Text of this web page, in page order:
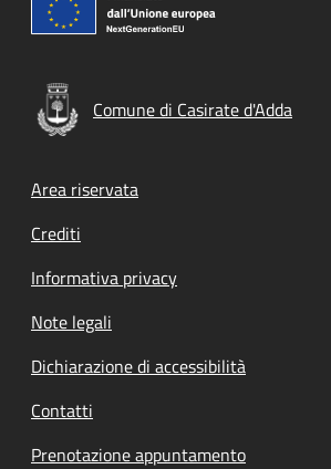
Comune di Casirate d'Adda
Footer menu
Area riservata
Crediti
Informativa privacy
Note legali
Dichiarazione di accessibilità
Contatti
Prenotazione appuntamento